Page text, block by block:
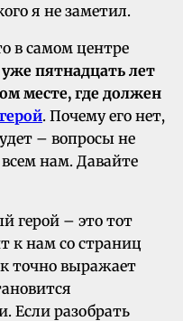
я не заметил.
в самом центре
уже пятнадцать лет
месте, где должен
. Почему его нет,
– вопросы не
нам. Давайте
герой – это тот
к нам со страниц
точно выражает
Если разобрать